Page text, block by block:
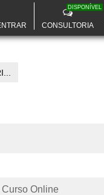
CONSULTORIA
DISPONÍVEL
Curso Online